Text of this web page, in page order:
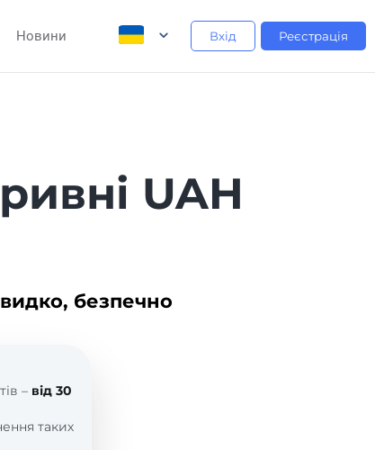
Новини Вхід Реєстрація
UAH
безпечно
– від 30
таких